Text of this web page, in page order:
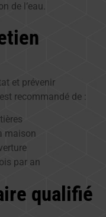
de l’eau.
et prévenir
recommandé de :
maison
par an
qualifié